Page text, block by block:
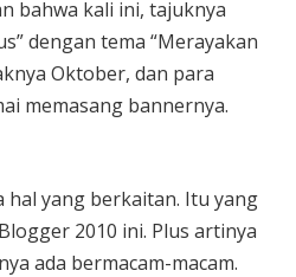
bahwa kali ini, tajuknya
dengan tema “Merayakan
Oktober, dan para
memasang bannernya.
hal yang berkaitan. Itu yang
2010 ini. Plus artinya
ada bermacam-macam.